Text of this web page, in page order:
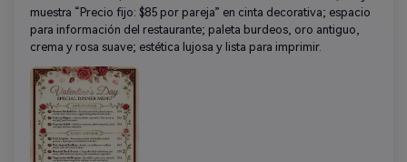
muestra “Precio fijo: $85 por pareja” en cinta decorativa; espacio
para información del restaurante; paleta burdeos, oro antiguo,
crema y rosa suave; estética lujosa y lista para imprimir.